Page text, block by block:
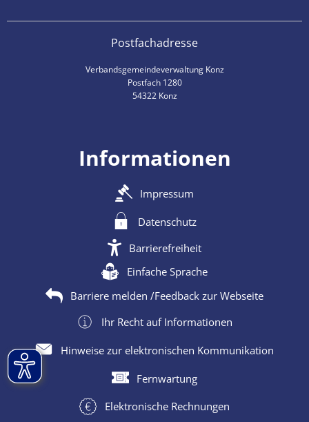
Postfachadresse
Verbandsgemeindeverwaltung Konz
Postfach 1280
54322 Konz
Informationen
Impressum
Datenschutz
Barrierefreiheit
Einfache Sprache
Barriere melden /Feedback zur Webseite
Ihr Recht auf Informationen
Hinweise zur elektronischen Kommunikation
Fernwartung
Elektronische Rechnungen